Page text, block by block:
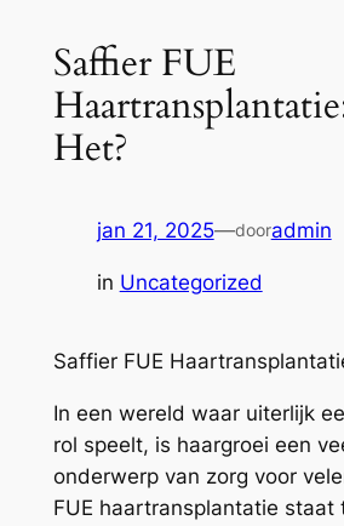
Saffier FUE
Het?
jan 21, 2025—dooradmin
in Uncategorized
Saffier FUE
In een wereld waar uiterlijk
rol speelt, is haargroei een
onderwerp van zorg voor
FUE haartransplantatie staat